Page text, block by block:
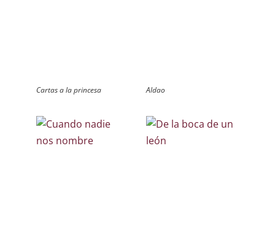
Cartas a la princesa Aldao